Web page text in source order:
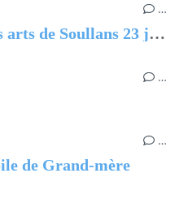
…
1er Festival du livre et des arts de Soullans 23 juin 2024
…
…
de Grand-mère